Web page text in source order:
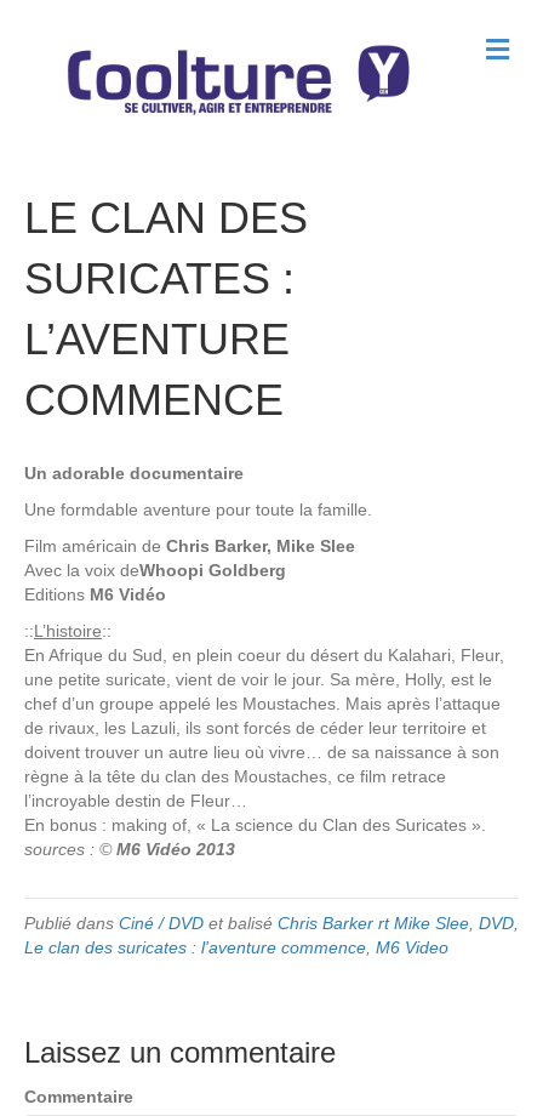
M
e
LE CLAN DES
SURICATES :
L’AVENTURE
COMMENCE
Un adorable documentaire
Une formdable aventure pour toute la famille.
Film américain de Chris Barker, Mike Slee
Avec la voix deWhoopi Goldberg
Editions M6 Vidéo
::L’histoire::
En Afrique du Sud, en plein coeur du désert du Kalahari, Fleur,
une petite suricate, vient de voir le jour. Sa mère, Holly, est le
chef d’un groupe appelé les Moustaches. Mais après l’attaque
de rivaux, les Lazuli, ils sont forcés de céder leur territoire et
doivent trouver un autre lieu où vivre… de sa naissance à son
règne à la tête du clan des Moustaches, ce film retrace
l’incroyable destin de Fleur…
En bonus : making of, « La science du Clan des Suricates ».
sources : ©M6 Vidéo 2013
Publié dans Ciné / DVD et balisé Chris Barker rt Mike Slee DVD
Le clan des suricates : l'aventure commence M6 Video
Laissez un commentaire
Commentaire